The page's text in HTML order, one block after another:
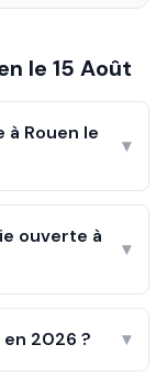
le 15 Août
Rouen le
▾
ouverte à
▾
2026 ? ▾